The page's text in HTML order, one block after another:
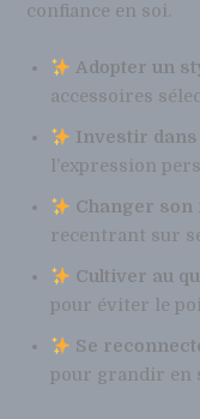
confiance en soi.
Adopter un
accessoires
Investir
l’expression
Changer son
recentrant sur
Cultiver au
pour éviter le
Se
pour grandir en